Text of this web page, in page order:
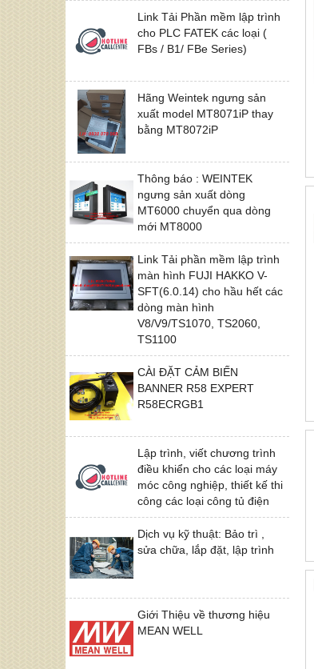
Link Tải Phần mềm lập trình
cho PLC FATEK các loại (
FBs / B1/ FBe Series)
Hãng Weintek ngưng sản
xuất model MT8071iP thay
bằng MT8072iP
Thông báo : WEINTEK
ngưng sản xuất dòng
MT6000 chuyển qua dòng
mới MT8000
Link Tải phần mềm lập trình
màn hình FUJI HAKKO V-
SFT(6.0.14) cho hầu hết các
dòng màn hình
V8/V9/TS1070, TS2060,
TS1100
CÀI ĐẶT CẢM BIẾN
BANNER R58 EXPERT
R58ECRGB1
Lập trình, viết chương trình
điều khiển cho các loại máy
móc công nghiệp, thiết kế thi
công các loại công tủ điện
Dịch vụ kỹ thuật: Bảo trì ,
sửa chữa, lắp đặt, lập trình
Giới Thiệu về thương hiệu
MEAN WELL